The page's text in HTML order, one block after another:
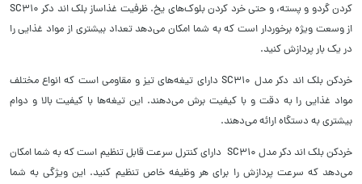
کردن گردو و پسته، و حتی خرد کردن بلوک‌های یخ. ظرفیت غذاساز بلک اند دکر SC310
از وسعت ویژه برخوردار است که به شما امکان می‌دهد تعداد بیشتری از مواد غذایی را
در یک بار پردازش کنید.
خردکن بلک اند دکر مدل SC310 دارای تیغه‌های تیز و مقاومی است که انواع مختلف
مواد غذایی را به دقت و با کیفیت برش می‌دهند. این تیغه‌ها با کیفیت بالا و دوام
بیشتری به دستگاه ارائه می‌دهند.
خردکن بلک اند دکر مدل SC310 دارای کنترل سرعت قابل تنظیم است که به شما امکان
می‌دهد که سرعت پردازش را برای هر وظیفه خاص تنظیم کنید. این ویژگی به شما